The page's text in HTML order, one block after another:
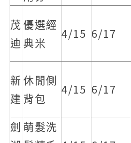
茂
迪
優選經
典米
4/15 6/17
新
建
休閒側
背包
4/15 6/17
劍 萌髮洗